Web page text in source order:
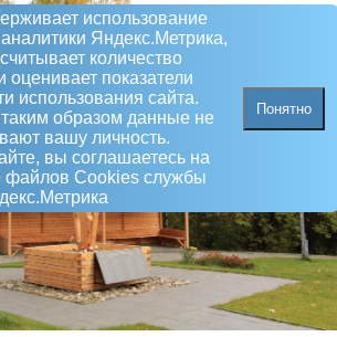
использование
Яндекс.Метрика,
количество
оценивает показатели
использования сайта.
образом данные не
вашу личность.
вы соглашаетесь на
файлов Сookies службы
Понятно